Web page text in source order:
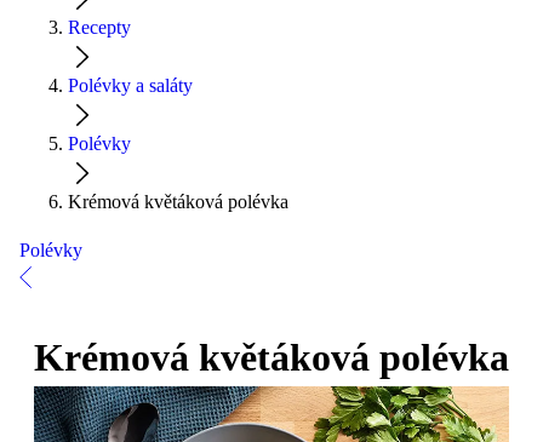
Recepty
Polévky a saláty
Polévky
Krémová květáková polévka
Polévky
Krémová květáková polévka